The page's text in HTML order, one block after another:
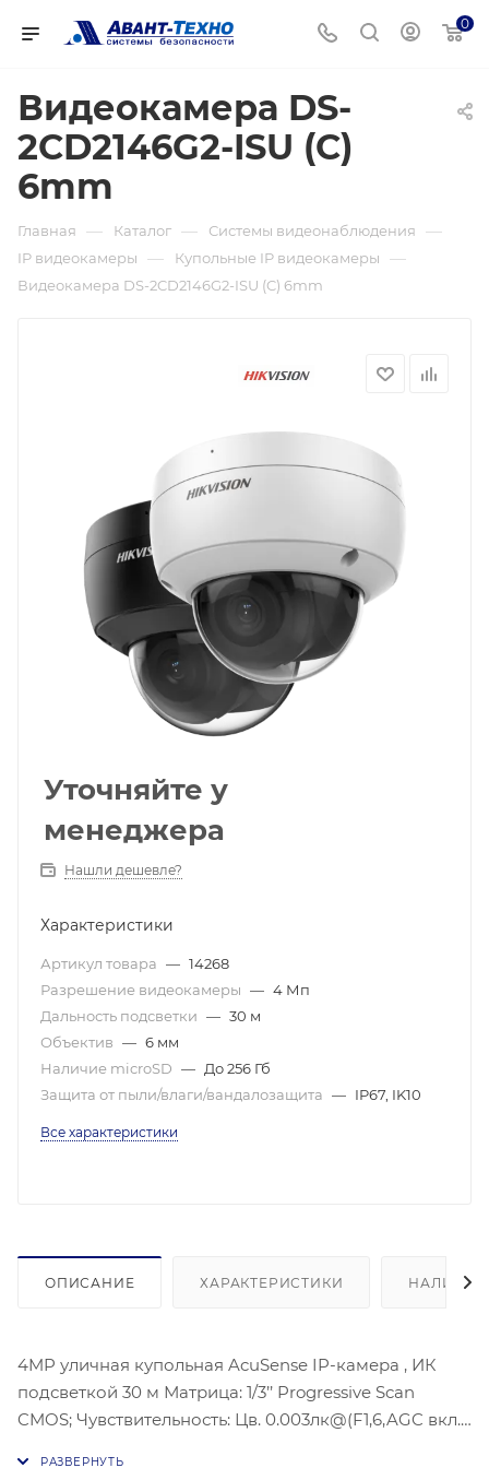
0
Видеокамера DS-
2CD2146G2-ISU (C)
6mm
Главная — Каталог — Системы видеонаблюдения —
IP видеокамеры — Купольные IP видеокамеры —
Видеокамера DS-2CD2146G2-ISU (C) 6mm
Уточняйте у
менеджера
Нашли дешевле?
Характеристики
Артикул товара — 14268
Разрешение видеокамеры — 4 Мп
Дальность подсветки — 30 м
Объектив — 6 мм
Наличие microSD — До 256 Гб
Защита от пыли/влаги/вандалозащита — IP67, IK10
Все характеристики
ОПИСАНИЕ ХАРАКТЕРИСТИКИ НАЛИЧИЕ
4MP уличная купольная AcuSense IP-камера , ИК
подсветкой 30 м Матрица: 1/3’’ Progressive Scan
CMOS; Чувствительность: Цв. 0.003лк@(F1,6,AGC вкл.),